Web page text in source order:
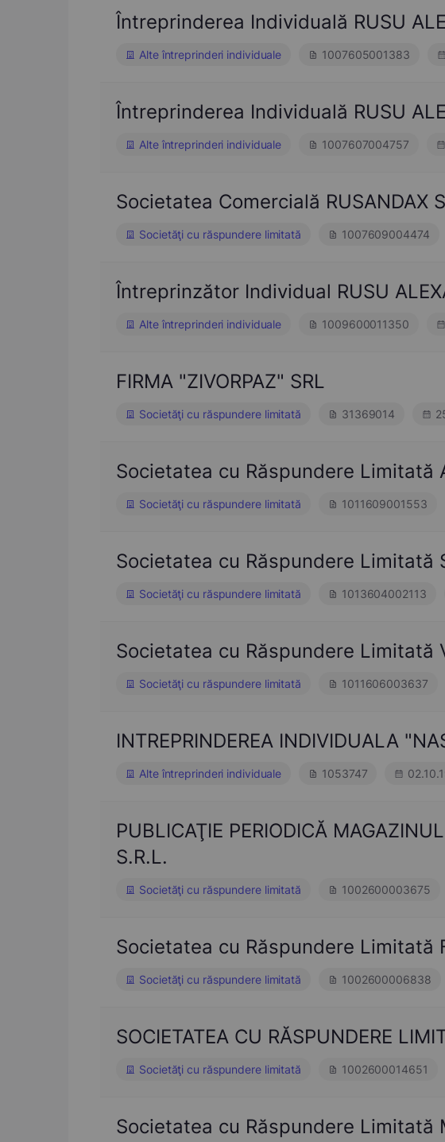
Întreprinderea Individuală RUSU
Alte întreprinderi individuale 1007605001383
Întreprinderea Individuală RUSU
Alte întreprinderi individuale 1007607004757
Societatea Comercială RUSANDAX
Societăţi cu răspundere limitată 1007609004474
Întreprinzător Individual RUSU
Alte întreprinderi individuale 1009600011350
FIRMA "ZIVORPAZ" SRL
Societăţi cu răspundere limitată 31369014
Societatea cu Răspundere Limitată
Societăţi cu răspundere limitată 1011609001553
Societatea cu Răspundere Limitată
Societăţi cu răspundere limitată 1013604002113
Societatea cu Răspundere Limitată
Societăţi cu răspundere limitată 1011606003637
INTREPRINDEREA INDIVIDUALA
Alte întreprinderi individuale 1053747
PUBLICAŢIE PERIODICĂ
S.R.L.
Societăţi cu răspundere limitată 1002600003675
Societatea cu Răspundere Limitată
Societăţi cu răspundere limitată 1002600006838
SOCIETATEA CU RĂSPUNDERE
Societăţi cu răspundere limitată 1002600014651
Societatea cu Răspundere Limitată